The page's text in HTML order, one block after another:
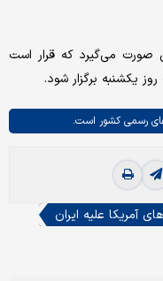
صورت می‌گیرد که قرار است
رسمی کشور است.
آمریکا علیه ایران